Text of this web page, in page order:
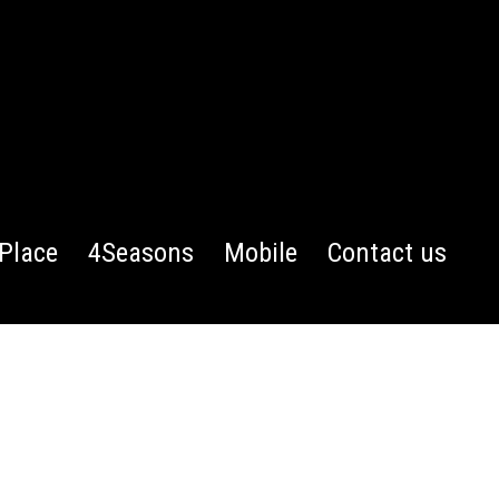
4Seasons Mobile
Contact us